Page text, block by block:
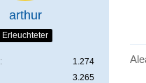
arthur
Erleuchteter
1.274
3.265